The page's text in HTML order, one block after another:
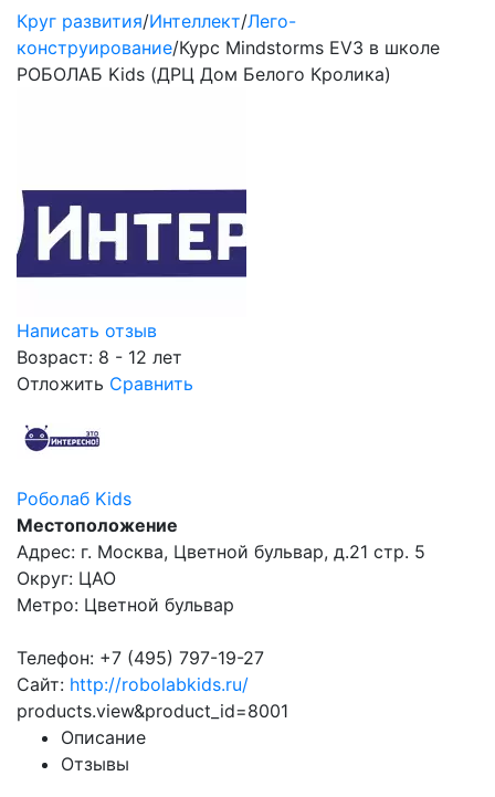
Круг развития/Интеллект/Лего-
конструирование/Курс Mindstorms EV3 в школе
РОБОЛАБ Kids (ДРЦ Дом Белого Кролика)
Написать отзыв
Возраст: 8 - 12 лет
Отложить Сравнить
Роболаб Kids
Местоположение
Адрес: г. Москва, Цветной бульвар, д.21 стр. 5
Округ: ЦАО
Метро: Цветной бульвар
Телефон: +7 (495) 797-19-27
Сайт: http://robolabkids.ru/
products.view&product_id=8001
Описание
Отзывы